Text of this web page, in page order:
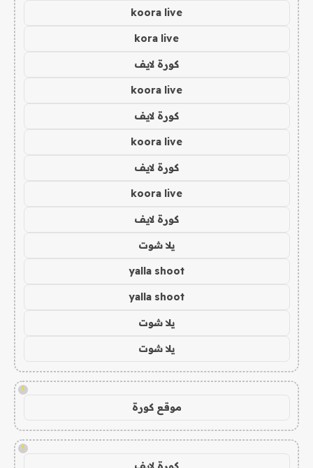
koora live
kora live
كورة لايف
koora live
كورة لايف
koora live
كورة لايف
koora live
كورة لايف
يلا شوت
yalla shoot
yalla shoot
يلا شوت
يلا شوت
!
موقع كورة
!